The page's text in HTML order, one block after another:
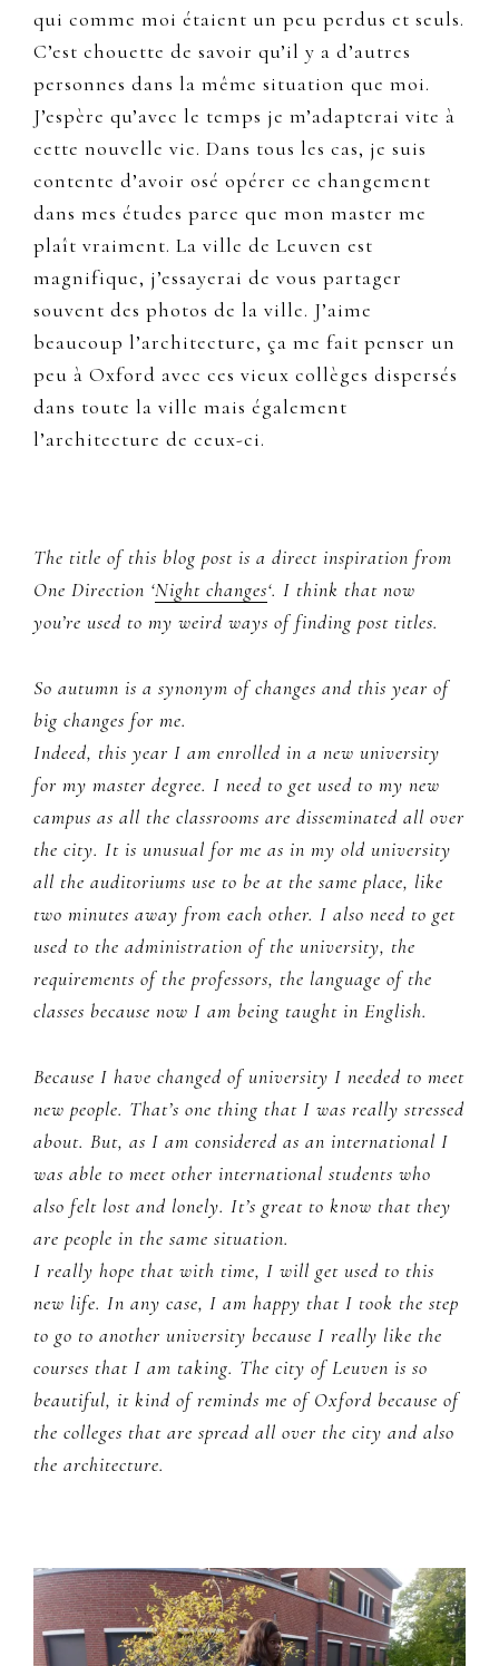
qui comme moi étaient un peu perdus et seuls.
C’est chouette de savoir qu’il y a d’autres
personnes dans la même situation que moi.
J’espère qu’avec le temps je m’adapterai vite à
cette nouvelle vie. Dans tous les cas, je suis
contente d’avoir osé opérer ce changement
dans mes études parce que mon master me
plaît vraiment. La ville de Leuven est
magnifique, j’essayerai de vous partager
souvent des photos de la ville. J’aime
beaucoup l’architecture, ça me fait penser un
peu à Oxford avec ces vieux collèges dispersés
dans toute la ville mais également
l’architecture de ceux-ci.
The title of this blog post is a direct inspiration from
One Direction ‘Night changes‘. I think that now
you’re used to my weird ways of finding post titles.
So autumn is a synonym of changes and this year of
big changes for me.
Indeed, this year I am enrolled in a new university
for my master degree. I need to get used to my new
campus as all the classrooms are disseminated all over
the city. It is unusual for me as in my old university
all the auditoriums use to be at the same place, like
two minutes away from each other. I also need to get
used to the administration of the university, the
requirements of the professors, the language of the
classes because now I am being taught in English.
Because I have changed of university I needed to meet
new people. That’s one thing that I was really stressed
about. But, as I am considered as an international I
was able to meet other international students who
also felt lost and lonely. It’s great to know that they
are people in the same situation.
I really hope that with time, I will get used to this
new life. In any case, I am happy that I took the step
to go to another university because I really like the
courses that I am taking. The city of Leuven is so
beautiful, it kind of reminds me of Oxford because of
the colleges that are spread all over the city and also
the architecture.